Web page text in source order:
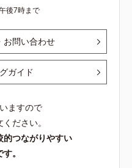
後7時まで
お問い合わせ
ガイド
ますので
ださい。
的つながりやすい
。